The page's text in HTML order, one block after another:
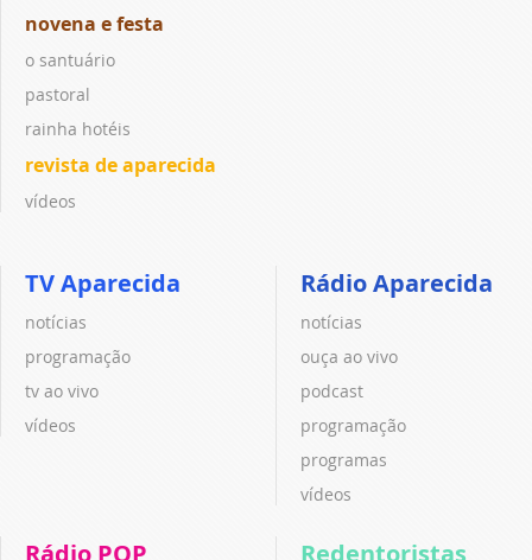
novena e festa
o santuário
pastoral
rainha hotéis
revista de aparecida
vídeos
TV Aparecida
notícias
programação
tv ao vivo
vídeos
Rádio Aparecida
notícias
ouça ao vivo
podcast
programação
programas
vídeos